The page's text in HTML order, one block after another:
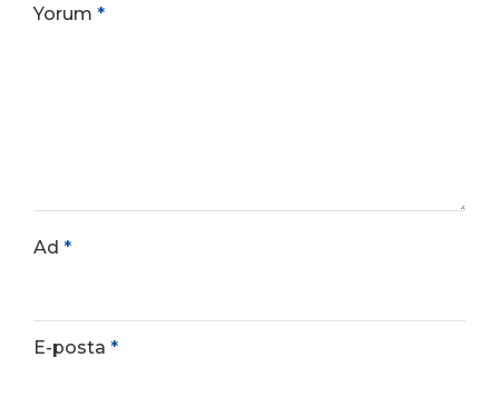
Yorum *
Ad *
E-posta *